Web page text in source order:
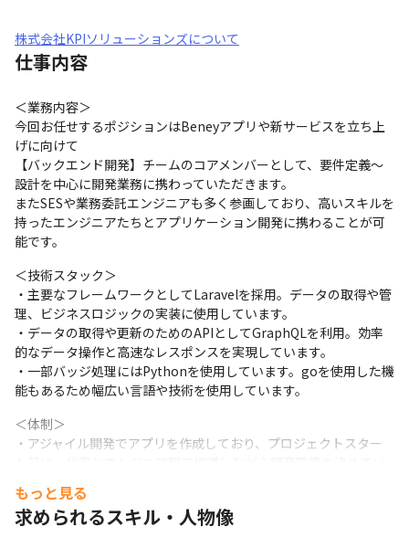
株式会社KPIソリューションズについて
仕事内容
＜業務内容＞
今回お任せするポジションはBeneyアプリや新サービスを立ち上
げに向けて
【バックエンド開発】チームのコアメンバーとして、要件定義～
設計を中心に開発業務に携わっていただきます。
またSESや業務委託エンジニアも多く参画しており、高いスキルを
持ったエンジニアたちとアプリケーション開発に携わることが可
能です。
＜技術スタック＞
・主要なフレームワークとしてLaravelを採用。データの取得や管
理、ビジネスロジックの実装に使用しています。
・データの取得や更新のためのAPIとしてGraphQLを利用。効率
的なデータ操作と高速なレスポンスを実現しています。
・一部バッジ処理にはPythonを使用しています。goを使用した機
能もあるため幅広い言語や技術を使用しています。
＜体制＞
・アジャイル開発でアプリを作成しており、プロジェクトスター
・バックエンド開発チームは5名ほどで稼働しています（2024年4
月時点）
もっと見る
求められるスキル・人物像